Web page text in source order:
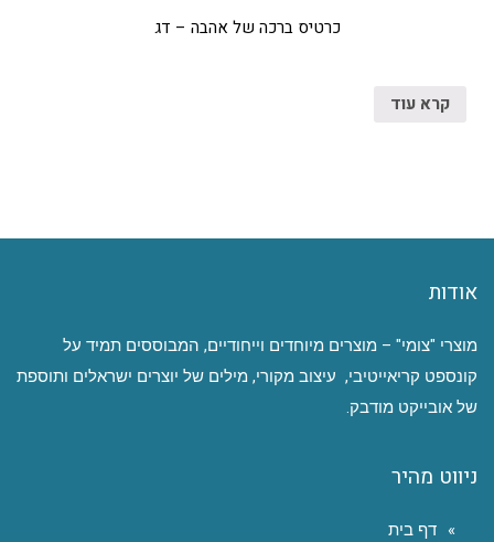
כרטיס ברכה של אהבה – דג
קרא עוד
אודות
מוצרי "צומי" – מוצרים מיוחדים וייחודיים, המבוססים תמיד על
קונספט קריאייטיבי, עיצוב מקורי, מילים של יוצרים ישראלים ותוספת
של אובייקט מודבק.
ניווט מהיר
דף בית